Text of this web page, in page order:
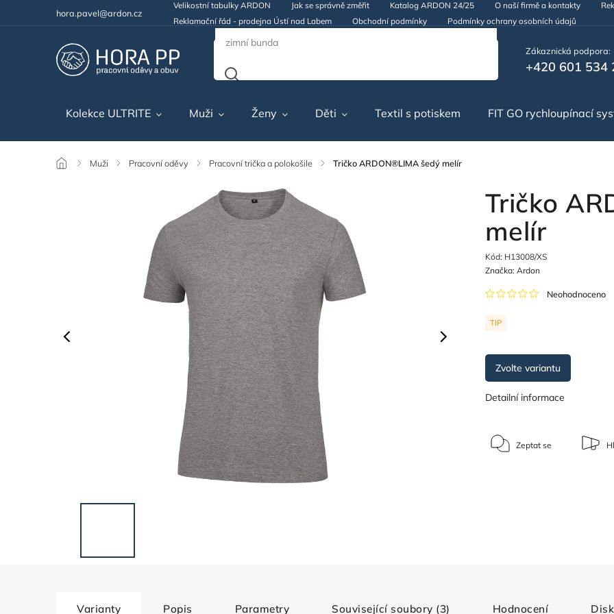
hora.pavel@ardon.cz
Velikostní tabulky ARDON Jak se správně změřit Katalog ARDON 24/25 O naší firmě a kontakty
Reklamační řád - prodejna Ústí nad Labem
Obchodní podmínky Podmínky ochrany osobních údajů
Zákaznická podpora:
+420 601 534
Kolekce ULTRITE Muži Ženy Děti Textil s potiskem FIT GO rychloupínací
/ Muži / Pracovní oděvy / Pracovní trička a polokošile / Tričko ARDON®LIMA šedý melír
Tričko
melír
Kód: H13008/XS
TIP
Neohodnoceno
Značka: Ardon
Zvolte variantu
Detailní informace
Zeptat se
Varianty Popis Parametry Související soubory (3) Hodnocení